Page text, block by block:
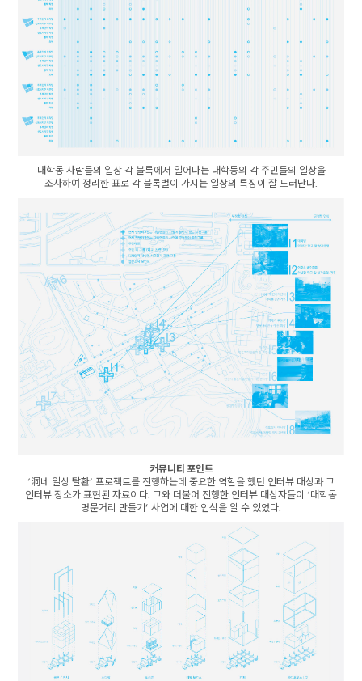
대학동 사람들의 일상 각 블록에서 일어나는 대학동의 각 주민들의 일상을
조사하여 정리한 표로 각 블록별이 가지는 일상의 특징이 잘 드러난다.
커뮤니티 포인트
‘洞네 일상 탈환’ 프로젝트를 진행하는데 중요한 역할을 했던 인터뷰 대상과 그
인터뷰 장소가 표현된 자료이다. 그와 더불어 진행한 인터뷰 대상자들이 ‘대학동
명문거리 만들기’ 사업에 대한 인식을 알 수 있었다.